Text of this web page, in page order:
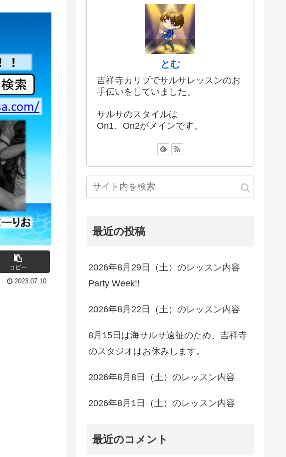
コピー
2023.07.10
とむ
吉祥寺カリブでサルサレッスンのお
手伝いをしていました。
サルサのスタイルは
On1、On2がメインです。
最近の投稿
2026年8月29日（土）のレッスン内容
Party Week!!
2026年8月22日（土）のレッスン内容
8月15日は海サルサ遠征のため、吉祥寺
のスタジオはお休みします。
2026年8月8日（土）のレッスン内容
2026年8月1日（土）のレッスン内容
最近のコメント